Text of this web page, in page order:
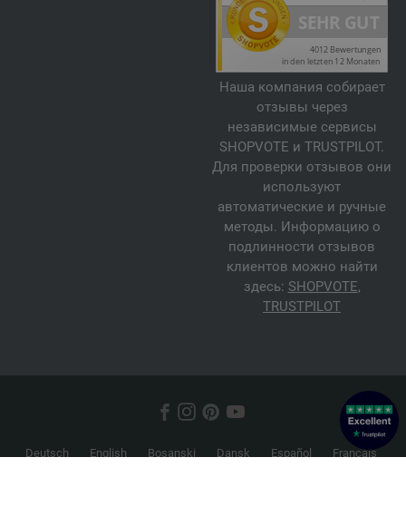
Наша компания собирает
отзывы через
независимые сервисы
SHOPVOTE и TRUSTPILOT.
Для проверки отзывов они
используют
автоматические и ручные
методы. Информацию о
подлинности отзывов
клиентов можно найти
здесь: SHOPVOTE,
TRUSTPILOT
Deutsch English Bosanski Dansk Español
Français